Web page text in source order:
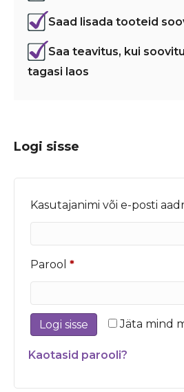
Saad lisada tooteid
Saa teavitus, kui
tagasi laos
Logi sisse
Kasutajanimi või e-posti
Parool *Nõutud
Jäta mind
Logi sisse
Kaotasid parooli?